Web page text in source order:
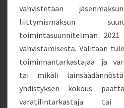
vahvistetaan
liittymismaksun
toimintasuunnitelman
vahvistamisesta. Valitaan
toiminnantarkastajaa ja
tai mikäli
yhdistyksen kokous
varatilintarkastaja tai